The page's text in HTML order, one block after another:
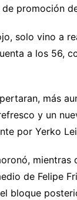
promoción
solo vino a
a los 56,
más
y un
por Yerko
de Felipe
bloque